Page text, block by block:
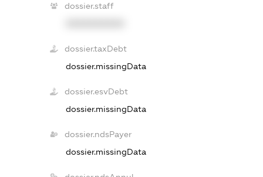
dossier.staff
dossier.taxDebt
dossier.missingData
dossier.esvDebt
dossier.missingData
dossier.ndsPayer
dossier.missingData